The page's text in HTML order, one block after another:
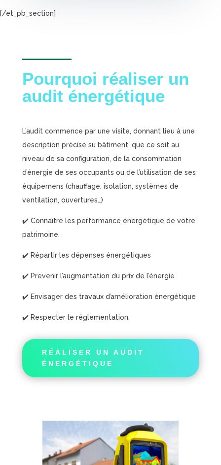
[/et_pb_section]
Pourquoi réaliser un
audit énergétique
L’audit commence par une visite, donnant lieu à une
description précise su bâtiment, que ce soit au
niveau de sa configuration, de la consommation
d’énergie de ses occupants ou de l’utilisation de ses
équipemens (chauffage, isolation, systèmes de
ventilation, ouvertures…)
✔️ Connaître les performance énergétique de votre
patrimoine.
✔️ Répartir les dépenses énergétiques
✔️ Prevenir l’augmentation du prix de l’énergie
✔️ Envisager des travaux d’amélioration énergétique
✔️ Respecter le réglementation.
RÉALISER UN AUDIT
ÉNERGÉTIQUE